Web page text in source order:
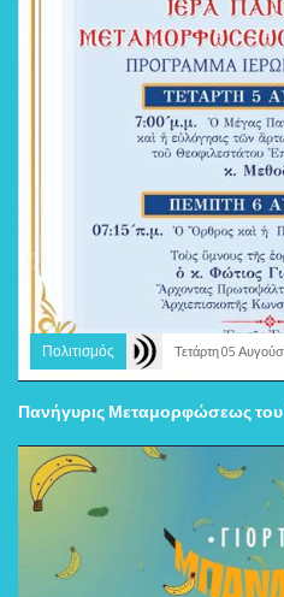
Πολιτισμός Τετάρτη 05
Πανήγυρις Μεταμορφώσεως